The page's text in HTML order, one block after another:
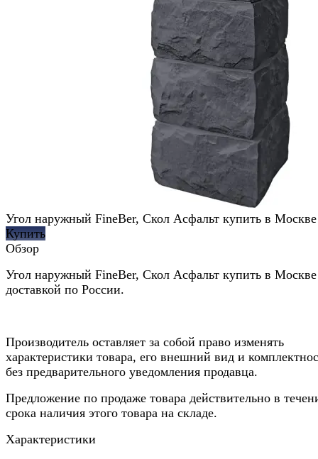
Угол наружный FineBer, Скол Асфальт купить в Москве
Купить
Обзор
Угол наружный FineBer, Скол Асфальт купить в
доставкой по России.
Производитель оставляет за собой право изменять
характеристики товара, его внешний вид и
без предварительного уведомления продавца.
Предложение по продаже товара действительно в
срока наличия этого товара на складе.
Характеристики